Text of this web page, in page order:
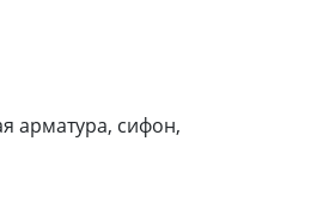
арматура, сифон,